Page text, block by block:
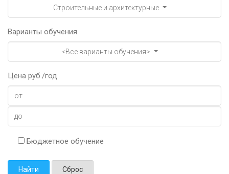
Строительные и архитектурные
Варианты обучения
<Все варианты обучения>
Цена руб./год
Бюджетное обучение
Найти Сброс